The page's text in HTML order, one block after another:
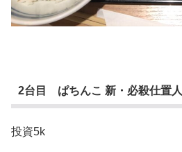
2台目 ぱちんこ 新・必殺仕置人
投資5k